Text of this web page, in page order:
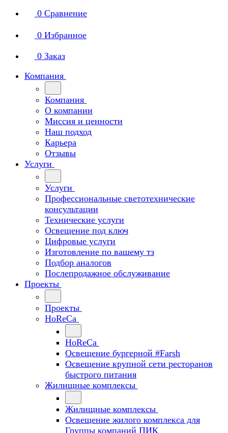
0 Сравнение
0 Избранное
0 Заказ
Компания
Компания
О компании
Миссия и ценности
Наш подход
Карьера
Отзывы
Услуги
Услуги
Профессиональные светотехнические
консультации
Технические услуги
Освещение под ключ
Цифровые услуги
Изготовление по вашему тз
Подбор аналогов
Послепродажное обслуживание
Проекты
Проекты
HoReCa
HoReCa
Освещение бургерной #Farsh
Освещение крупной сети ресторанов
быстрого питания
Жилищные комплексы
Жилищные комплексы
Освещение жилого комплекса для
Группы компаний ПИК